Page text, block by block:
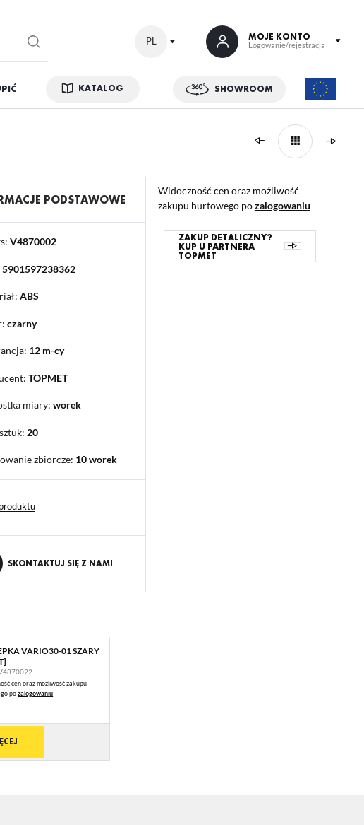
PL MOJE KONTO
Logowanie/rejestracja
KATALOG SHOWROOM
wprowadzania swoich danych przy kolejnych zakupach
rabatów i kuponów promocyjnych
PODSTAWOWE
V4870002
5901597238362
ABS
czarny
12 m-cy
TOPMET
miary: worek
20
zbiorcze: 10 worek
SKONTAKTUJ SIĘ Z NAMI
Widoczność cen oraz możliwość
zakupu hurtowego pozalogowaniu
ZAKUP DETALICZNY?
KUP U PARTNERA
TOPMET
VARIO30-01 SZARY
cen oraz możliwość zakupu
pozalogowaniu